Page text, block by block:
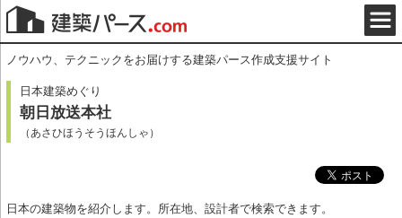
ノウハウ、テクニックをお届けする建築パース作成支援サイト
日本建築めぐり
朝日放送本社
（あさひほうそうほんしゃ）
日本の建築物を紹介します。所在地、設計者で検索できます。